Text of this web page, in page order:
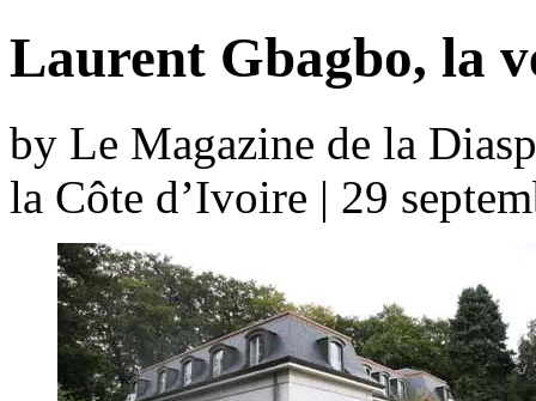
Laurent Gbagbo, la
by Le Magazine de la
la Côte d’Ivoire | 29